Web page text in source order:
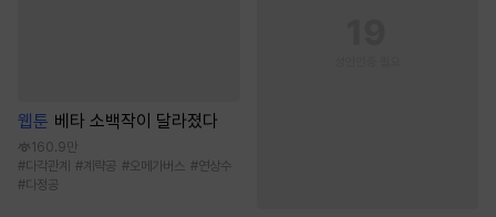
웹툰 베타 소백작이 달라졌다
160.9만
#다각관계 # 계략공 #오메가버스 #연상수
#다정공